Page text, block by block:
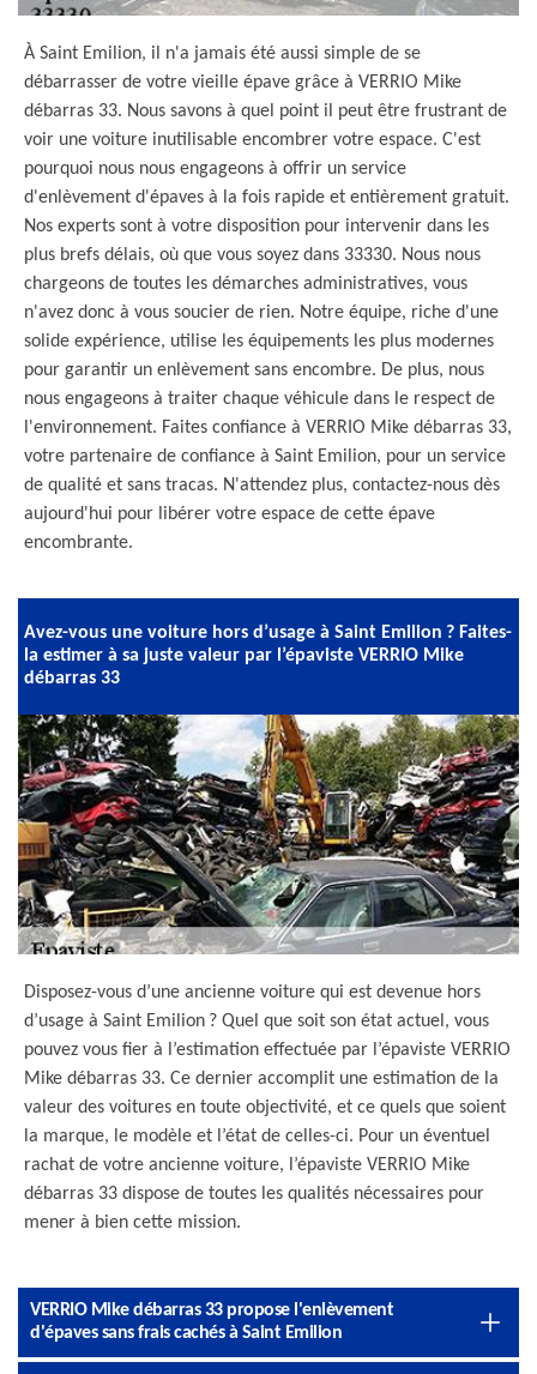
À Saint Emilion, il n'a jamais été aussi simple de se
débarrasser de votre vieille épave grâce à VERRIO Mike
débarras 33. Nous savons à quel point il peut être frustrant de
voir une voiture inutilisable encombrer votre espace. C'est
pourquoi nous nous engageons à offrir un service
d'enlèvement d'épaves à la fois rapide et entièrement gratuit.
Nos experts sont à votre disposition pour intervenir dans les
plus brefs délais, où que vous soyez dans 33330. Nous nous
chargeons de toutes les démarches administratives, vous
n'avez donc à vous soucier de rien. Notre équipe, riche d'une
solide expérience, utilise les équipements les plus modernes
pour garantir un enlèvement sans encombre. De plus, nous
nous engageons à traiter chaque véhicule dans le respect de
l'environnement. Faites confiance à VERRIO Mike débarras 33,
votre partenaire de confiance à Saint Emilion, pour un service
de qualité et sans tracas. N'attendez plus, contactez-nous dès
aujourd'hui pour libérer votre espace de cette épave
encombrante.
Avez-vous une voiture hors d’usage à Saint Emilion ? Faites-
la estimer à sa juste valeur par l’épaviste VERRIO Mike
débarras 33
Disposez-vous d’une ancienne voiture qui est devenue hors
d’usage à Saint Emilion ? Quel que soit son état actuel, vous
pouvez vous fier à l’estimation effectuée par l’épaviste VERRIO
Mike débarras 33. Ce dernier accomplit une estimation de la
valeur des voitures en toute objectivité, et ce quels que soient
la marque, le modèle et l’état de celles-ci. Pour un éventuel
rachat de votre ancienne voiture, l’épaviste VERRIO Mike
débarras 33 dispose de toutes les qualités nécessaires pour
mener à bien cette mission.
VERRIO Mike débarras 33 propose l'enlèvement
d'épaves sans frais cachés à Saint Emilion